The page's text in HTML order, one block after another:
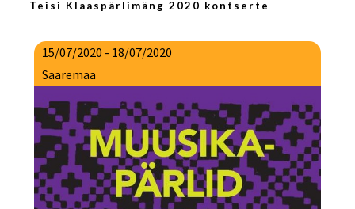
Teisi Klaaspärlimäng 2020 kontserte
15/07/2020 - 18/07/2020
Saaremaa